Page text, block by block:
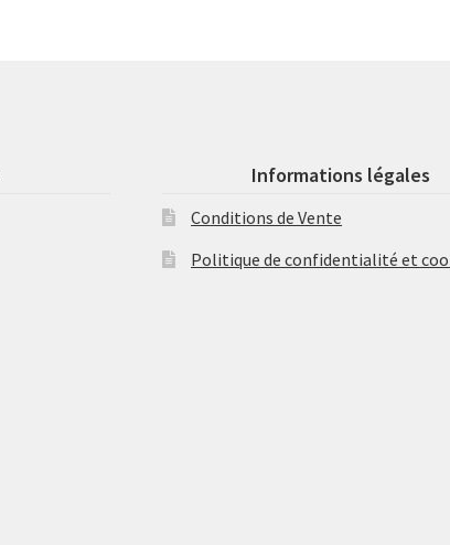
Informations légales
Conditions de Vente
Politique de confidentialité et